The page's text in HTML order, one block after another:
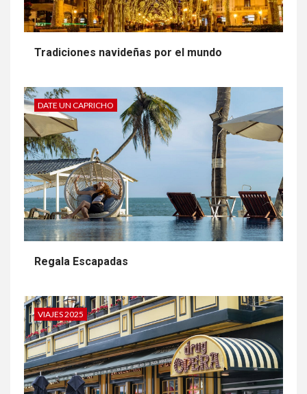
Tradiciones navideñas por el mundo
DATE UN CAPRICHO
Regala Escapadas
VIAJES 2025